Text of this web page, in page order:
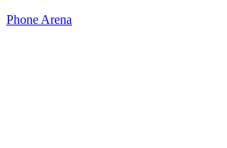
Phone Arena